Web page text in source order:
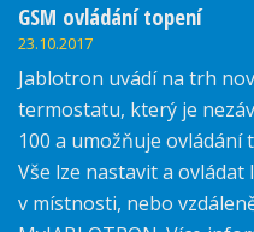
GSM ovládání topení
23.10.2017
Jablotron uvádí na trh
termostatu, který je
100 a umožňuje ovládání
Vše lze nastavit a
v místnosti, nebo